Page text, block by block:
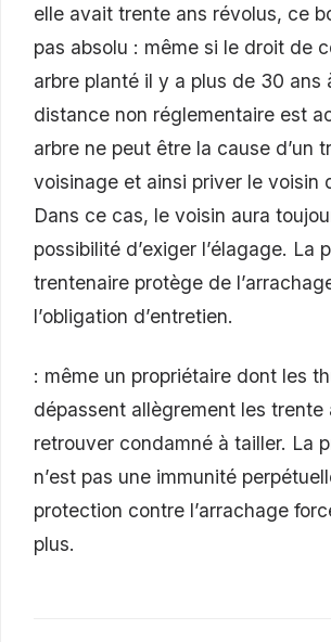
elle avait trente ans révolus, ce
pas absolu : même si le droit de
arbre planté il y a plus de 30 ans
distance non réglementaire est
arbre ne peut être la cause d’un
voisinage et ainsi priver le voisin
Dans ce cas, le voisin aura
possibilité d’exiger l’élagage. La
trentenaire protège de
l’obligation d’entretien.
: même un propriétaire dont les
dépassent allègrement les trente
retrouver condamné à tailler. La
n’est pas une immunité
protection contre l’arrachage
plus.